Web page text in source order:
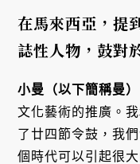
在馬來西亞，提
誌性人物，鼓對
小曼（以下簡稱曼）
文化藝術的推廣。
了廿四節令鼓，我
個時代可以引起很大